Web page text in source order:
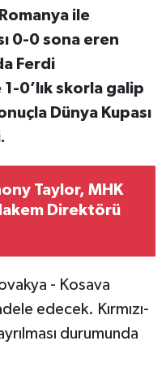
ile
0-0 sona eren
Ferdi
1-0’lık skorla galip
Dünya Kupası
Taylor, MHK
Direktörü
- Kosava
edecek. Kırmızı-
durumunda